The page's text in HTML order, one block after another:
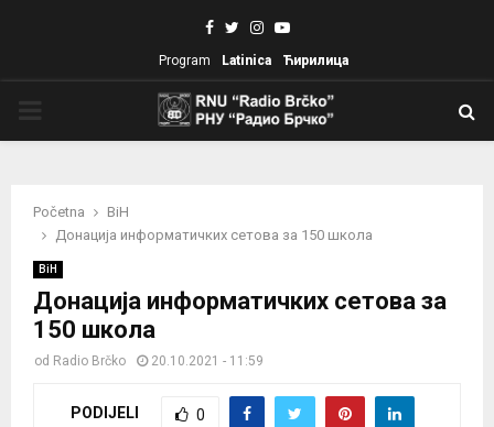
Facebook
TwitterInstagram
Youtube
Program Latinica Ћирилица
Početna
BiH
Донација информатичких сетова за 150 школа
BiH
Донација информатичких сетова за
150 школа
od Radio Brčko 20.10.2021 - 11:59
PODIJELI 0